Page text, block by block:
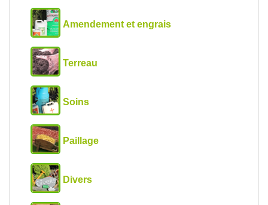
Amendement et engrais
Terreau
Soins
Paillage
Divers